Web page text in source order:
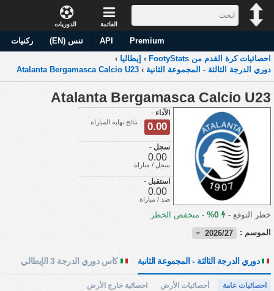
الدوريات القائمة
ركنيات تنس (EN) API
Premium
احصائيات كرة القدم من FootyStats
› إيطاليا ›
دوري الدرجة الثالثة - المجموعة الثانية ›
Atalanta Bergamasca Calcio U23
Atalanta Bergamasca Calcio U23
الآداء -
0.00 نتائج نهاية المباراة
سجل -
0.00
سجل / مباراة
استقبل -
0.00
ضد / مباراة
خطر التوقع - 0%
- منخفض الخطر
الموسم :
2026/27
دوري الدرجة الثالثة - المجموعة الثانية كأس دوري الدرجة 3 الإيطالي
احصائيات عامة أحصائيات الأرض احصائية خارج الأرض